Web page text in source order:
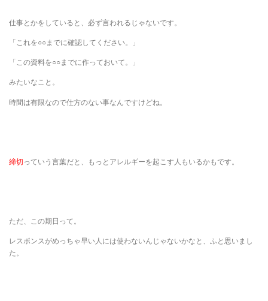
仕事とかをしていると、必ず言われるじゃないです。
「これを○○までに確認してください。」
「この資料を○○までに作っておいて。」
みたいなこと。
時間は有限なので仕方のない事なんですけどね。
締切っていう言葉だと、もっとアレルギーを起こす人もいるかもです。
ただ、この期日って。
レスポンスがめっちゃ早い人には使わないんじゃないかなと、ふと思いまし
た。